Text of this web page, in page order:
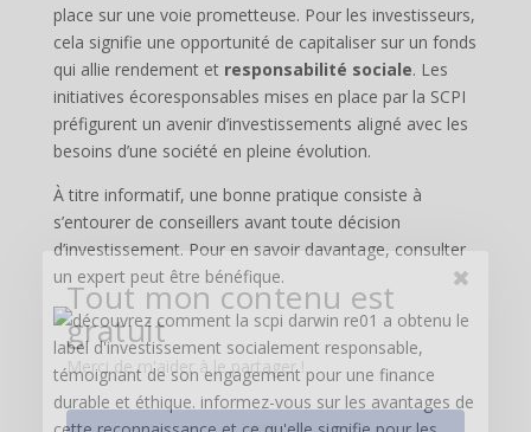
place sur une voie prometteuse. Pour les investisseurs,
cela signifie une opportunité de capitaliser sur un fonds
qui allie rendement et responsabilité sociale. Les
initiatives écoresponsables mises en place par la SCPI
préfigurent un avenir d’investissements aligné avec les
besoins d’une société en pleine évolution.
À titre informatif, une bonne pratique consiste à
s’entourer de conseillers avant toute décision
d’investissement. Pour en savoir davantage, consulter
un expert peut être bénéfique.
Tout mon contenu est
gratuit
Merci de m'aider à le partager !